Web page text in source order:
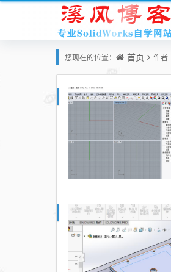
您现在的位置： 首页 作者